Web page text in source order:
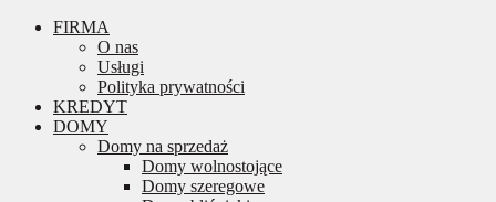
FIRMA
O nas
Usługi
Polityka prywatności
KREDYT
DOMY
Domy na sprzedaż
Domy wolnostojące
Domy szeregowe